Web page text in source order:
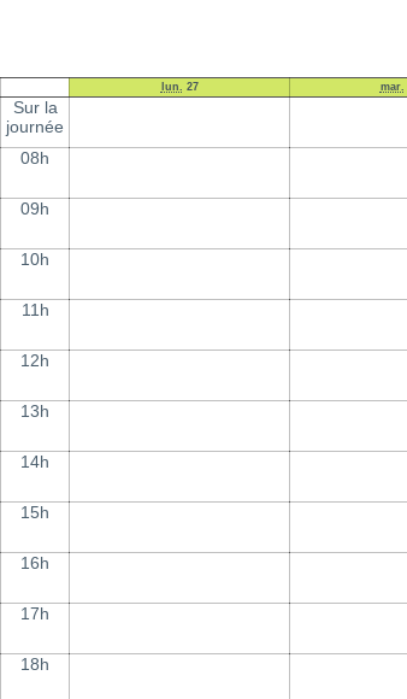
lun. 27 mar.
Sur la
journée
08h
09h
10h
11h
12h
13h
14h
15h
16h
17h
18h